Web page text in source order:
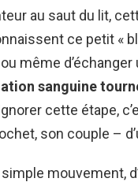
au saut du lit,
ce petit «
même
sanguine
cette étape,
son couple –
mouvement,